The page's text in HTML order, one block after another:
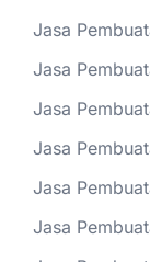
Jasa
Jasa
Jasa
Jasa
Jasa
Jasa